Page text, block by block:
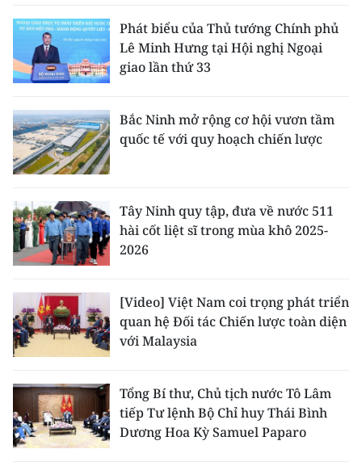
Phát biểu của Thủ tướng Chính phủ
Lê Minh Hưng tại Hội nghị Ngoại
giao lần thứ 33
Bắc Ninh mở rộng cơ hội vươn tầm
quốc tế với quy hoạch chiến lược
Tây Ninh quy tập, đưa về nước 511
hài cốt liệt sĩ trong mùa khô 2025-
2026
[Video] Việt Nam coi trọng phát triển
quan hệ Đối tác Chiến lược toàn diện
với Malaysia
Tổng Bí thư, Chủ tịch nước Tô Lâm
tiếp Tư lệnh Bộ Chỉ huy Thái Bình
Dương Hoa Kỳ Samuel Paparo